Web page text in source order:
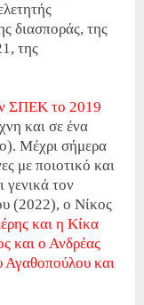
διασποράς, της
της
ΣΠΕΚ το 2019
και σε ένα
Μέχρι σήμερα
με ποιοτικό και
γενικά τον
(2022), ο Νίκος
και η Κίκα
και ο Ανδρέας
και